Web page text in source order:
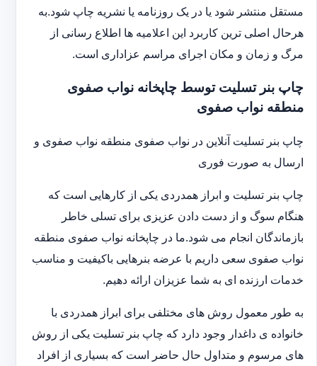
مستقل منتشر شود یا در یک روزنامه یا نشریه چاپ شود.به
هرحال اصلی ترین کاربرد این اعلامیه ها اطلاع رسانی از
مرگ و زمان و مکان اجرای مراسم عزاداری است.
چاپ بنر تسلیت توسط چاپخانه نواب صفوی
منطقه نواب صفوی
چاپ بنر تسلیت آنلاین در نواب صفوی منطقه نواب صفوی و
ارسال به صورت فوری
چاپ بنر تسلیت و ابراز همدردی یکی از کارهایی است که
هنگام سوگ و از دست دادن عزیزی برای تسلی خاطر
بازماندگان انجام می شود.ما در چاپخانه نواب صفوی منطقه
نواب صفوی سعی داریم با عرضه بنرهایی باکیفیت و مناسب
خدمات ارزنده ای به شما عزیزان ارائه دهیم.
به طور معمول روش های مختلفی برای ابراز همدردی با
خانواده ی داغدار وجود دارد که چاپ بنر تسلیت یکی از روش
های مرسوم و متداول حال حاضر است که بسیاری از افراد